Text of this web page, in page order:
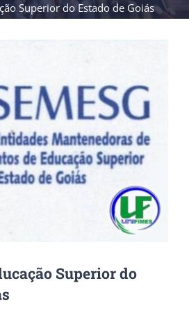
Superior do Estado de Goiás
Superior do